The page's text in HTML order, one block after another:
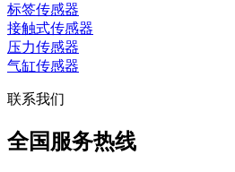
标签传感器
接触式传感器
压力传感器
气缸传感器
联系我们
全国服务热线